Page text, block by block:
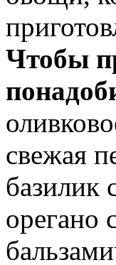
Чтобы
свежая
базилик
орегано